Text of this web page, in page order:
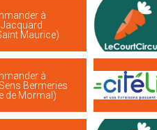
à
Jacquard
Maurice)
à
Bermeries
de Mormal)